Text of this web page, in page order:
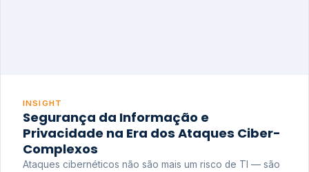
INSIGHT
Segurança da Informação e
Privacidade na Era dos Ataques Ciber-
Complexos
Ataques cibernéticos não são mais um risco de TI — são